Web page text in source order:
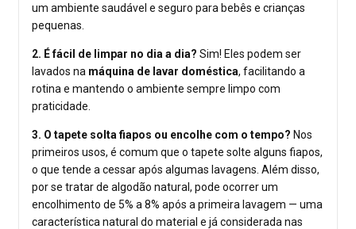
um ambiente saudável e seguro para bebês e crianças
pequenas.
2. É fácil de limpar no dia a dia? Sim! Eles podem ser
lavados na máquina de lavar doméstica, facilitando a
rotina e mantendo o ambiente sempre limpo com
praticidade.
3. O tapete solta fiapos ou encolhe com o tempo? Nos
primeiros usos, é comum que o tapete solte alguns fiapos,
o que tende a cessar após algumas lavagens. Além disso,
por se tratar de algodão natural, pode ocorrer um
encolhimento de 5% a 8% após a primeira lavagem — uma
característica natural do material e já considerada nas